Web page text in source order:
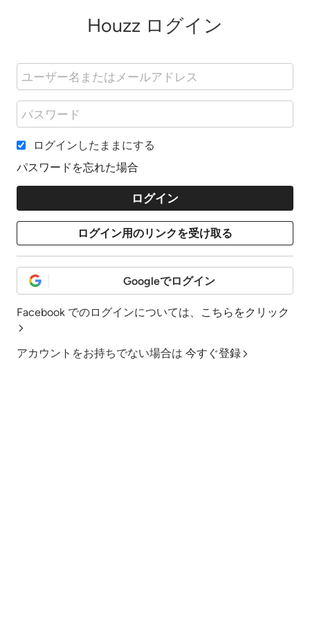
Houzz ログイン
ログインしたままにする
パスワードを忘れた場合
Googleでログイン
Facebook でのログインについては、 こちらをクリック
アカウントをお持ちでない場合は 今すぐ登録